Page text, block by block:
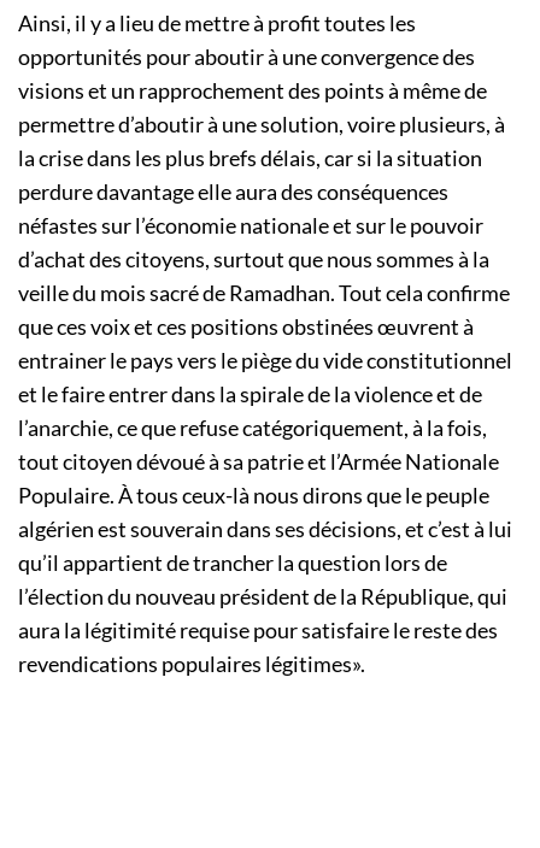
Ainsi, il y a lieu de mettre à profit toutes les
opportunités pour aboutir à une convergence des
visions et un rapprochement des points à même de
permettre d’aboutir à une solution, voire plusieurs, à
la crise dans les plus brefs délais, car si la situation
perdure davantage elle aura des conséquences
néfastes sur l’économie nationale et sur le pouvoir
d’achat des citoyens, surtout que nous sommes à la
veille du mois sacré de Ramadhan. Tout cela confirme
que ces voix et ces positions obstinées œuvrent à
entrainer le pays vers le piège du vide constitutionnel
et le faire entrer dans la spirale de la violence et de
l’anarchie, ce que refuse catégoriquement, à la fois,
tout citoyen dévoué à sa patrie et l’Armée Nationale
Populaire. À tous ceux-là nous dirons que le peuple
algérien est souverain dans ses décisions, et c’est à lui
qu’il appartient de trancher la question lors de
l’élection du nouveau président de la République, qui
aura la légitimité requise pour satisfaire le reste des
revendications populaires légitimes».